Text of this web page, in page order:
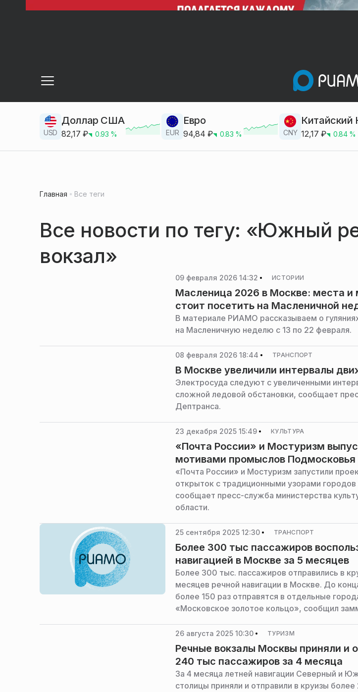
USD
Доллар США
82,17 ₽ 0.93 % EUR
Евро
94,84 ₽ 0.83 % CNY
Китайский
12,17 ₽ 0.84%
Главная Все теги
Все новости по тегу: «Южный
вокзал»
09 февраля 2026 14:32 ИСТОРИИ
Масленица 2026 в Москве: места и
стоит посетить на Масленичной
В материале РИАМО рассказываем о
на Масленичную неделю с 13 по 22 февраля.
08 февраля 2026 18:44 ТРАНСПОРТ
В Москве увеличили интервалы
Электросуда следуют с увеличенными
сложной ледовой обстановки, сообщает
Дептранса.
23 декабря 2025 15:49 КУЛЬТУРА
«Почта России» и Мостуризм
мотивами промыслов Подмосковья
«Почта России» и Мостуризм запустили
открыток с традиционными узорами городов
сообщает пресс-служба министерства
области.
25 сентября 2025 12:30 ТРАНСПОРТ
Более 300 тыс пассажиров
навигацией в Москве за 5 месяцев
Более 300 тыс. пассажиров отправились в
месяцев речной навигации в Москве. До
более 150 раз отправятся в отдельные
«Московское золотое кольцо», сообщил
Максим Ликсутов.
26 августа 2025 10:30 ТУРИЗМ
Речные вокзалы Москвы приняли и
240 тыс пассажиров за 4 месяца
За 4 месяца летней навигации Северный и
столицы приняли и отправили в круизы